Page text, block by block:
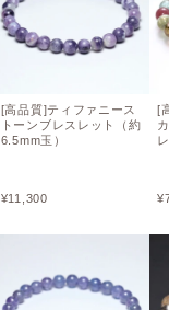
[高品質]ティファニース
トーンブレスレット（約
6.5mm玉）
¥11,300
[
¥